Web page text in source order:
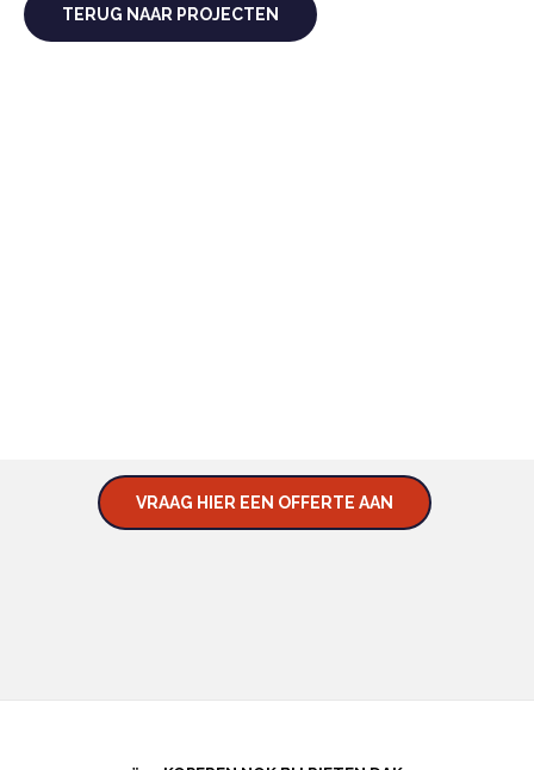
TERUG NAAR PROJECTEN
VRAAG HIER EEN OFFERTE AAN